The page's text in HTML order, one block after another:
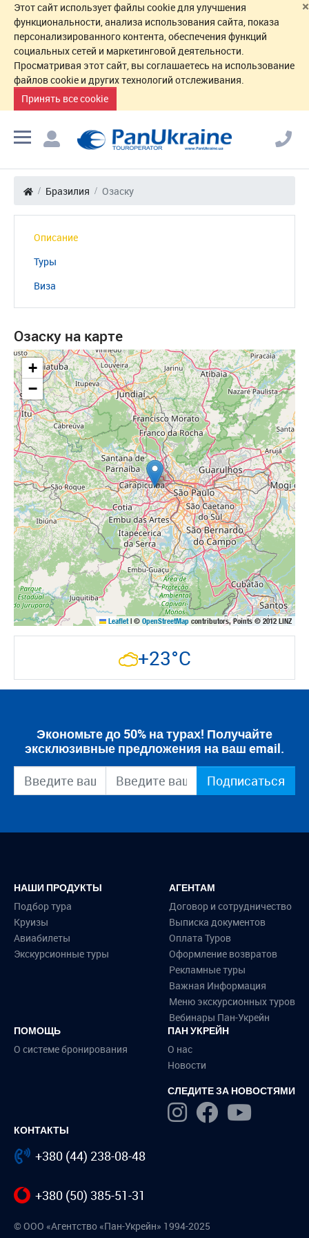
×
Этот сайт использует файлы cookie для улучшения
функциональности, анализа использования сайта, показа
персонализированного контента, обеспечения функций
социальных сетей и маркетинговой деятельности.
Просматривая этот сайт, вы соглашаетесь на использование
файлов cookie и других технологий отслеживания.
Принять все cookie
Бразилия Озаску
Описание
Туры
Виза
Озаску на карте
+
−
Leaflet | ©OpenStreetMap contributors, Points © 2012 LINZ
+23°C
Экономьте до 50% на турах! Получайте
эксклюзивные предложения на ваш email.
Подписаться
НАШИ ПРОДУКТЫ
Подбор тура
Круизы
Авиабилеты
Экскурсионные туры
АГЕНТАМ
Договор и сотрудничество
Выписка документов
Оплата Туров
Оформление возвратов
Рекламные туры
Важная Информация
Меню экскурсионных туров
Вебинары Пан-Укрейн
ПОМОЩЬ
О системе бронирования
ПАН УКРЕЙН
О нас
Новости
СЛЕДИТЕ ЗА НОВОСТЯМИ
КОНТАКТЫ
+380 (44) 238-08-48
+380 (50) 385-51-31
© ООО «Агентство «Пан-Укрейн» 1994-2025